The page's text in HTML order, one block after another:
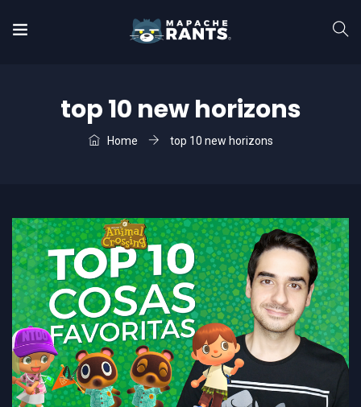
top 10 new horizons
Home top 10 new horizons